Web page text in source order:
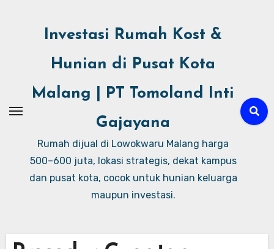
Investasi Rumah Kost &
Hunian di Pusat Kota
Malang | PT Tomoland Inti
Gajayana
Rumah dijual di Lowokwaru Malang harga
500–600 juta, lokasi strategis, dekat kampus
dan pusat kota, cocok untuk hunian keluarga
maupun investasi.